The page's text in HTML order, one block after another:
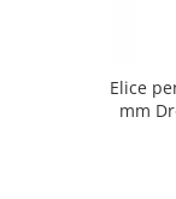
Elice
mm